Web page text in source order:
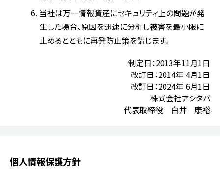
当社は万一情報資産にセキュリティ上の問題が発
生した場合、原因を迅速に分析し被害を最小限に
止めるとともに再発防止策を講じます。
制定日：2013年11月1日
改訂日：2014年 4月1日
改訂日：2024年 6月1日
株式会社アシタバ
代表取締役 白井 康裕
個人情報保護方針